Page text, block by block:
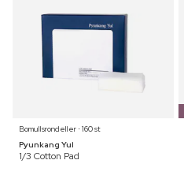
Bomullsrondeller ⋅ 160 st
Pyunkang Yul
1/3 Cotton Pad